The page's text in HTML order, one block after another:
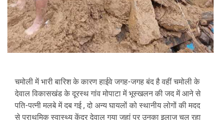
चमोली में भारी बारिश के कारण हाईवे जगह-जगह बंद है वहीं चमोली के
देवाल विकासखंड के दूरस्थ गांव मोपाटा में भूस्खलन की जद में आने से
पति-पत्नी मलबे में दब गई , दो अन्य घायलों को स्थानीय लोगों की मदद
से प्राथमिक स्वास्थ्य केंद्र देवाल गया जहां पर उनका इलाज चल रहा